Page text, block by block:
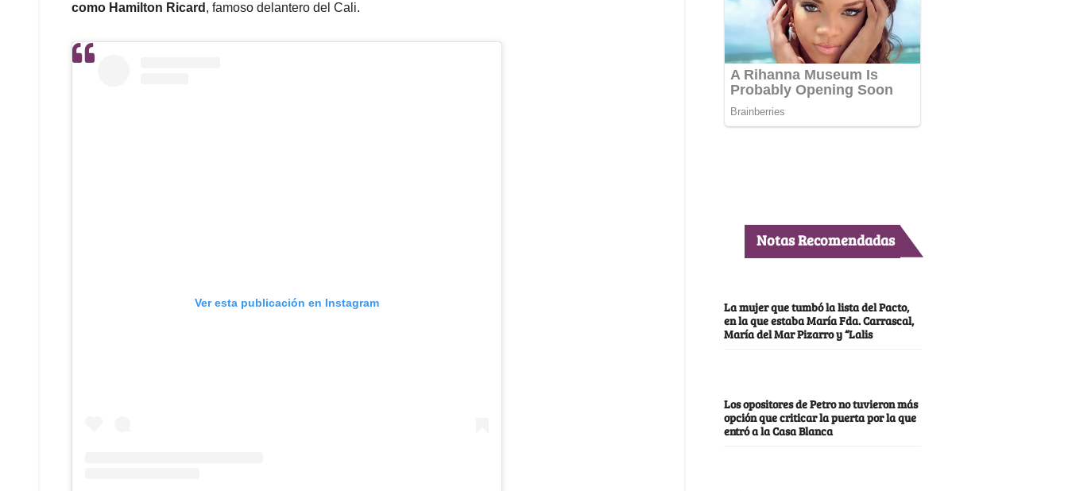
como Hamilton Ricard , famoso delantero del Cali.
Ver esta publicación en Instagram
Notas Recomendadas
La mujer que tumbó la lista del Pacto,
en la que estaba María Fda. Carrascal,
María del Mar Pizarro y “Lalis
Los opositores de Petro no tuvieron más
opción que criticar la puerta por la que
entró a la Casa Blanca